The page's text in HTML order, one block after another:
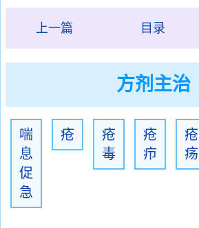
上一篇 目录
方剂主治
喘
息
促
急
疮
疮
毒
疮
疖
疮
疡